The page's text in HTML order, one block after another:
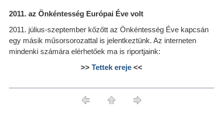
2011. az Önkéntesség Európai Éve volt
2011. július-szeptember kőzőtt az Önkéntesség Éve kapcsán
egy másik műsorsorozattal is jelentkeztünk. Az interneten
mindenki számára elérhetőek ma is riportjaink:
>> Tettek ereje <<